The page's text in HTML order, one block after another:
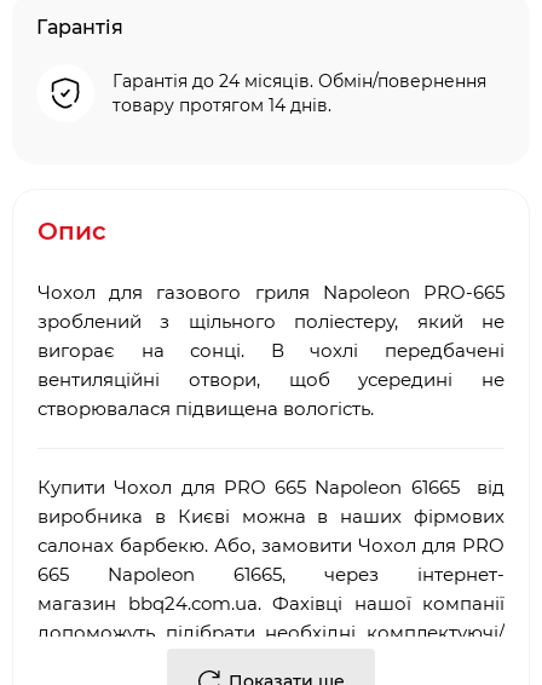
Гарантія
Гарантія до 24 місяців. Обмін/повернення
товару протягом 14 днів.
Опис
Чохол для газового гриля Napoleon PRO-665
зроблений з щільного поліестеру, який не
вигорає на сонці. В чохлі передбачені
вентиляційні отвори, щоб усередині не
створювалася підвищена вологість.
Купити Чохол для PRO 665 Napoleon 61665 від
виробника в Києві можна в наших фірмових
салонах барбекю. Або, замовити Чохол для PRO
665 Napoleon 61665, через інтернет-
магазин bbq24.com.ua. Фахівці нашої компанії
допоможуть підібрати необхідні комплектуючі/